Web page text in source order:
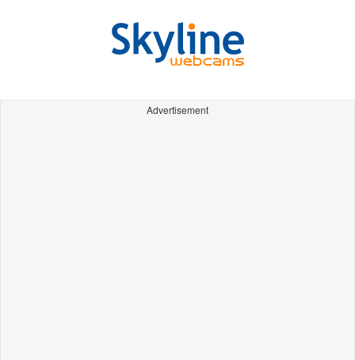
Advertisement